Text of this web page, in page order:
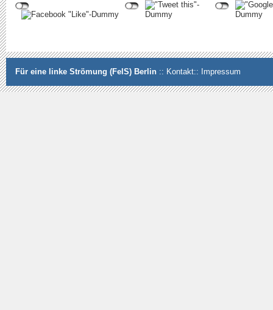
Für eine linke Strömung (FelS) Berlin :: Kontakt:: Impressum